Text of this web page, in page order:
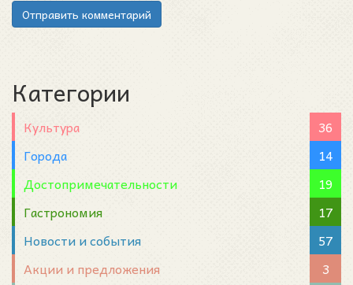
Отправить комментарий
Категории
Культура
36
Города
14
Достопримечательности
19
Гастрономия
17
Новости и события
57
Акции и предложения
3